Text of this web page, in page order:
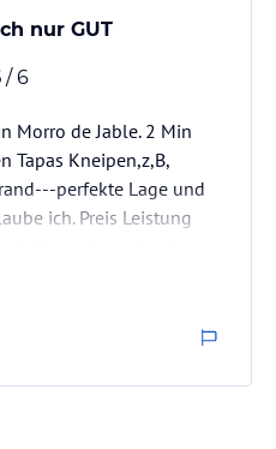
nur GUT
/ 6
Morro de Jable. 2 Min
Tapas Kneipen,z,B,
perfekte Lage und
ich. Preis Leistung